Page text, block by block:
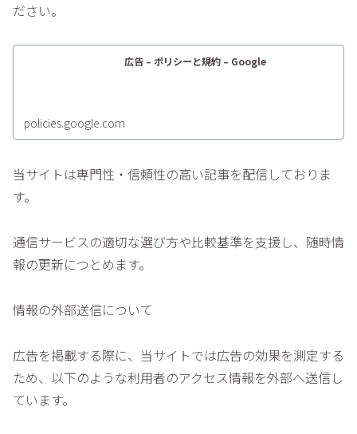
ださい。
広告 – ポリシーと規約 – Google
policies.google.com
当サイトは専門性・信頼性の高い記事を配信しておりま
す。
通信サービスの適切な選び方や比較基準を支援し、随時情
報の更新につとめます。
情報の外部送信について
広告を掲載する際に、当サイトでは広告の効果を測定する
ため、以下のような利用者のアクセス情報を外部へ送信し
ています。